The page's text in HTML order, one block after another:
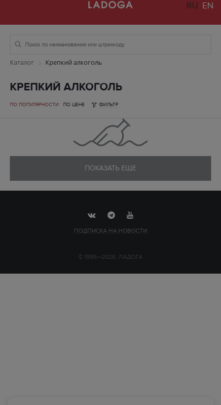
RU EN
Каталог Крепкий алкоголь
КРЕПКИЙ АЛКОГОЛЬ
ПО ПОПУЛЯРНОСТИ ПО ЦЕНЕ ФИЛЬТР
ПОКАЗАТЬ ЕЩЕ
ПОДПИСКА НА НОВОСТИ
© 1995—2026, ЛАДОГА